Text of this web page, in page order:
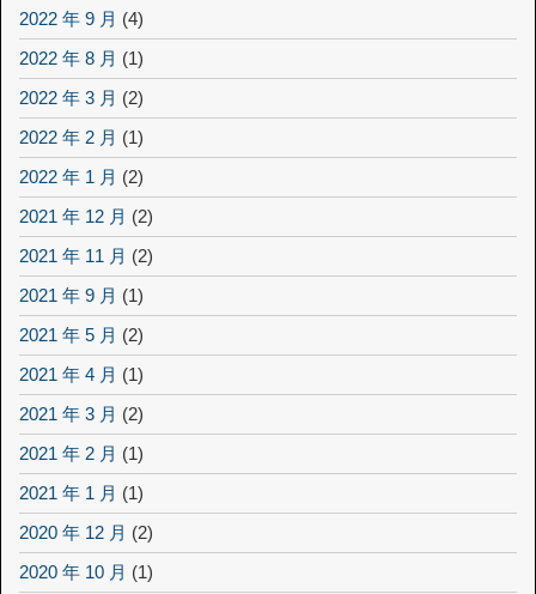
2022 年 9 月 (4)
2022 年 8 月 (1)
2022 年 3 月 (2)
2022 年 2 月 (1)
2022 年 1 月 (2)
2021 年 12 月 (2)
2021 年 11 月 (2)
2021 年 9 月 (1)
2021 年 5 月 (2)
2021 年 4 月 (1)
2021 年 3 月 (2)
2021 年 2 月 (1)
2021 年 1 月 (1)
2020 年 12 月 (2)
2020 年 10 月 (1)